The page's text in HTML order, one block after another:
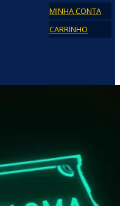
MINHA CONTA
CARRINHO